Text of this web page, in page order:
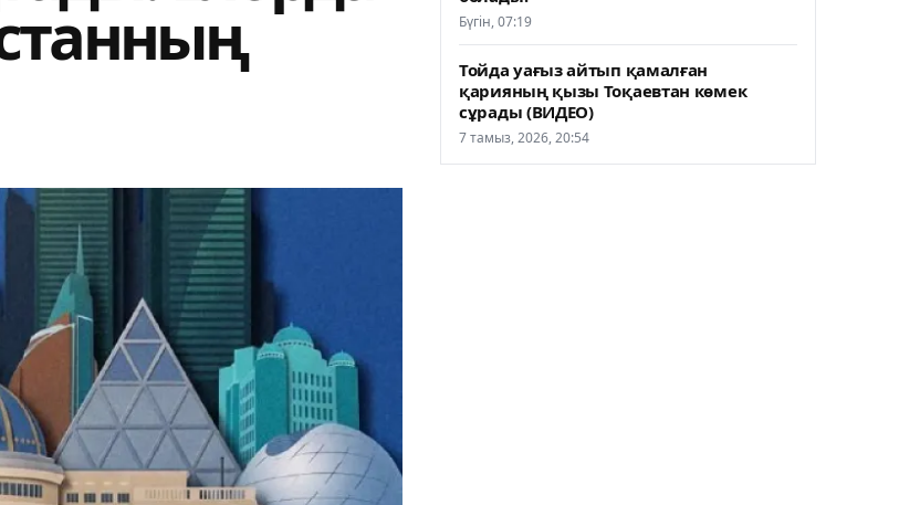
Бүгін, 07:19
Тойда уағыз айтып қамалған
қарияның қызы Тоқаевтан көмек
сұрады (ВИДЕО)
7 тамыз, 2026, 20:54